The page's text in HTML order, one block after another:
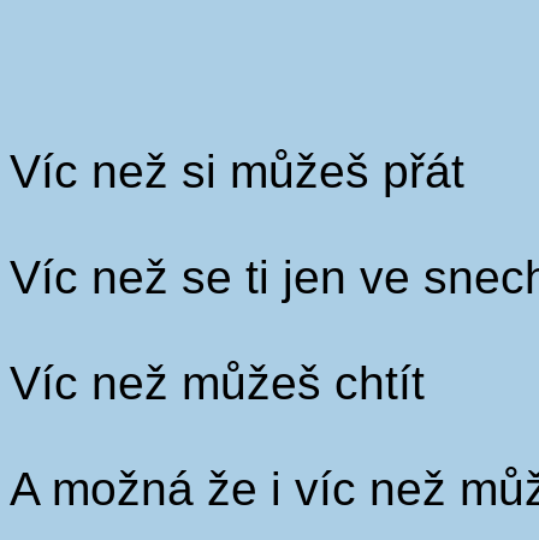
Víc než si můžeš přát
Víc než se ti jen ve
Víc než můžeš chtít
A možná že i víc než